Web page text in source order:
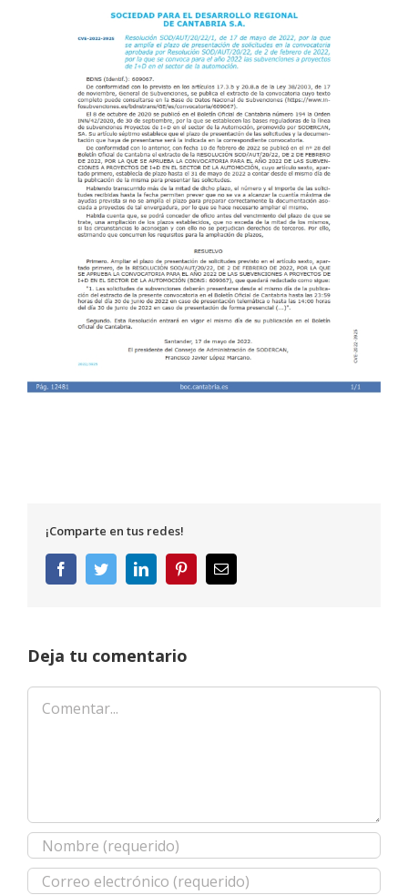
¡Comparte en tus redes!
FacebookTwitterLinkedInPinterestCorreo
electrónico
Deja tu comentario
Comentar